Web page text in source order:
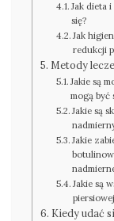
Jak dieta
się?
Jak
redukcji
Metody
Jakie są
mogą być
Jakie są
Jakie
Jakie są
Kiedy udać